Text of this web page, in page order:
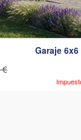
Garaje 6x6
€